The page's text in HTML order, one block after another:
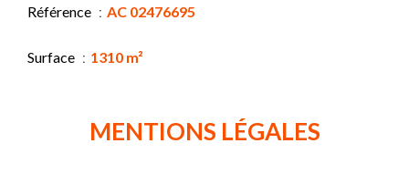
Référence AC 02476695
Surface 1310 m²
MENTIONS LÉGALES